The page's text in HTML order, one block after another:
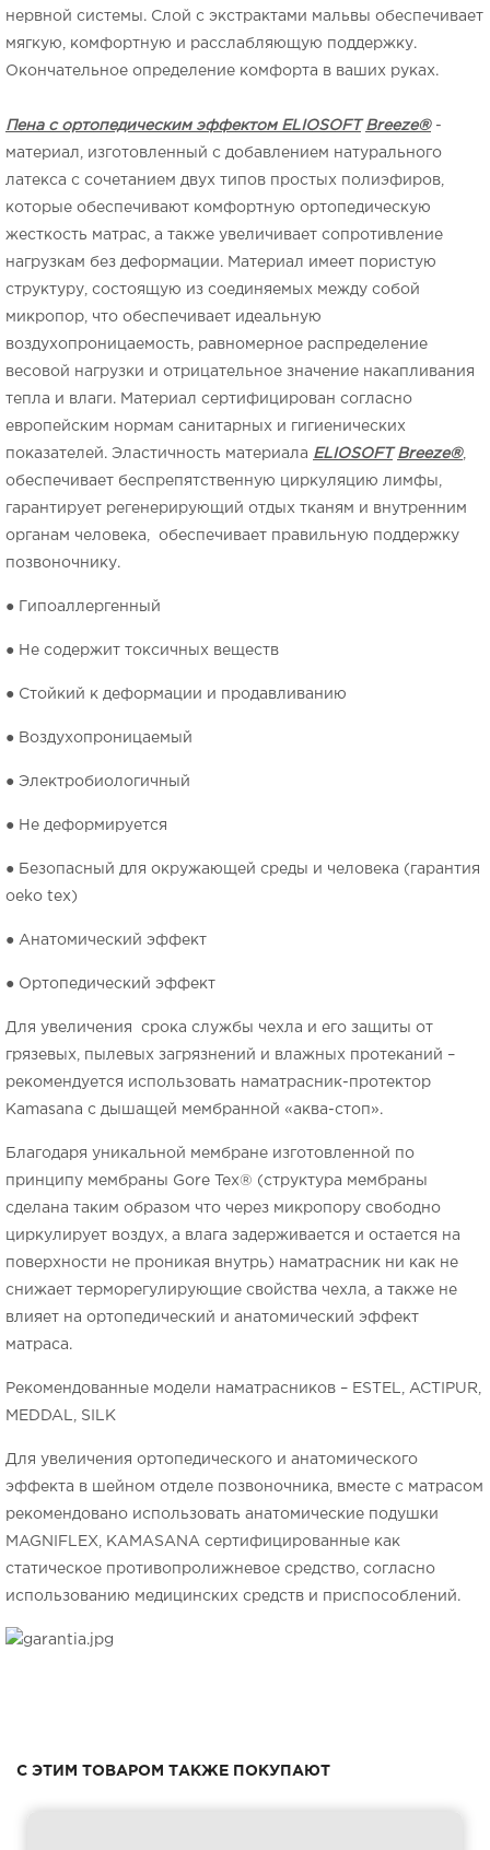
нервной системы. Слой с экстрактами мальвы обеспечивает
мягкую, комфортную и расслабляющую поддержку.
Окончательное определение комфорта в ваших руках.
Пена с ортопедическим эффектом ELIOSOFT Breeze®-
материал, изготовленный с добавлением натурального
латекса с сочетанием двух типов простых полиэфиров,
которые обеспечивают комфортную ортопедическую
жесткость матрас, а также увеличивает сопротивление
нагрузкам без деформации. Материал имеет пористую
структуру, состоящую из соединяемых между собой
микропор, что обеспечивает идеальную
воздухопроницаемость, равномерное распределение
весовой нагрузки и отрицательное значение накапливания
тепла и влаги. Материал сертифицирован согласно
европейским нормам санитарных и гигиенических
показателей. Эластичность материала ELIOSOFT Breeze®,
обеспечивает беспрепятственную циркуляцию лимфы,
гарантирует регенерирующий отдых тканям и внутренним
органам человека, обеспечивает правильную поддержку
позвоночнику.
● Гипоаллергенный
● Не содержит токсичных веществ
● Стойкий к деформации и продавливанию
● Воздухопроницаемый
● Электробиологичный
● Не деформируется
● Безопасный для окружающей среды и человека (гарантия
oeko tex)
● Анатомический эффект
● Ортопедический эффект
Для увеличения срока службы чехла и его защиты от
грязевых, пылевых загрязнений и влажных протеканий –
рекомендуется использовать наматрасник-протектор
Kamasana с дышащей мембранной «аква-стоп».
Благодаря уникальной мембране изготовленной по
принципу мембраны Gore Tex® (структура мембраны
сделана таким образом что через микропору свободно
циркулирует воздух, а влага задерживается и остается на
поверхности не проникая внутрь) наматрасник ни как не
снижает терморегулирующие свойства чехла, а также не
влияет на ортопедический и анатомический эффект
матраса.
Рекомендованные модели наматрасников – ESTEL, ACTIPUR,
MEDDAL, SILK
Для увеличения ортопедического и анатомического
эффекта в шейном отделе позвоночника, вместе с матрасом
рекомендовано использовать анатомические подушки
MAGNIFLEX, KAMASANA сертифицированные как
статическое противопролижневое средство, согласно
использованию медицинских средств и приспособлений.
С ЭТИМ ТОВАРОМ ТАКЖЕ ПОКУПАЮТ